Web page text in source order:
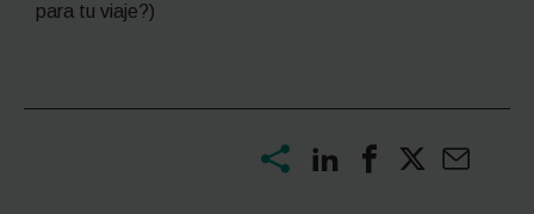
para tu viaje?)